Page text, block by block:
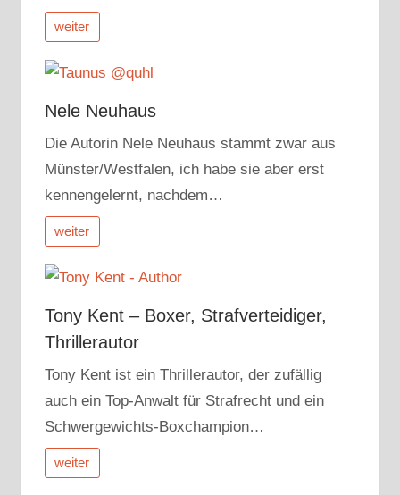
weiter
Nele Neuhaus
Die Autorin Nele Neuhaus stammt zwar aus
Münster/Westfalen, ich habe sie aber erst
kennengelernt, nachdem…
weiter
Tony Kent – Boxer, Strafverteidiger,
Thrillerautor
Tony Kent ist ein Thrillerautor, der zufällig
auch ein Top-Anwalt für Strafrecht und ein
Schwergewichts-Boxchampion…
weiter